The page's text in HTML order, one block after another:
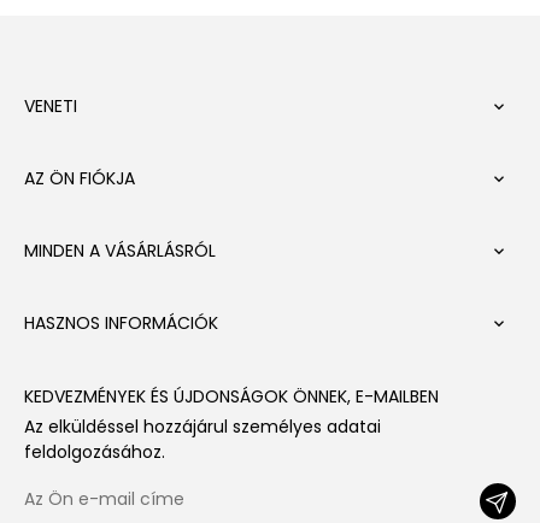
VENETI 
AZ ÖN FIÓKJA 
MINDEN A VÁSÁRLÁSRÓL 
HASZNOS INFORMÁCIÓK 
KEDVEZMÉNYEK ÉS ÚJDONSÁGOK ÖNNEK, E-MAILBEN
Az elküldéssel hozzájárul személyes adatai
feldolgozásához.